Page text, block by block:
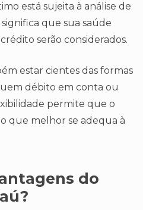
está sujeita à análise de
que sua saúde
serão considerados.
estar cientes das formas
débito em conta ou
permite que o
que melhor se adequa à
do